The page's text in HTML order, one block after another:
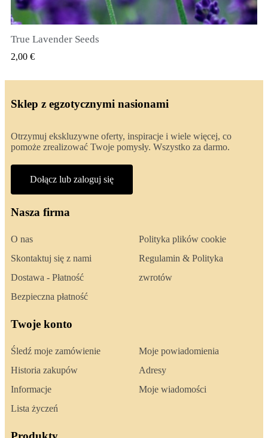
SZYBKI PODGLĄD
True Lavender Seeds
2,00 €
Sklep z egzotycznymi nasionami
Otrzymuj ekskluzywne oferty, inspiracje i wiele więcej, co
pomoże zrealizować Twoje pomysły. Wszystko za darmo.
Dołącz lub zaloguj się
Nasza firma
O nas
Skontaktuj się z nami
Dostawa - Płatność
Bezpieczna płatność
Polityka plików cookie
Regulamin & Polityka
zwrotów
Twoje konto
Śledź moje zamówienie
Historia zakupów
Informacje
Lista życzeń
Moje powiadomienia
Adresy
Moje wiadomości